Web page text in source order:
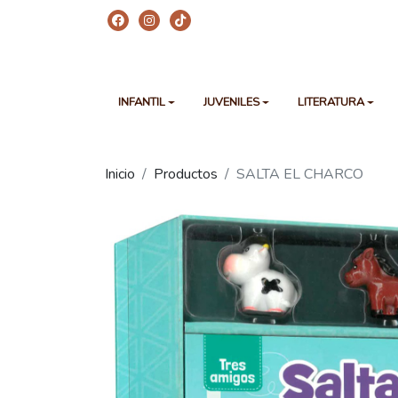
INFANTIL JUVENILES LITERATURA
Inicio Productos SALTA EL CHARCO